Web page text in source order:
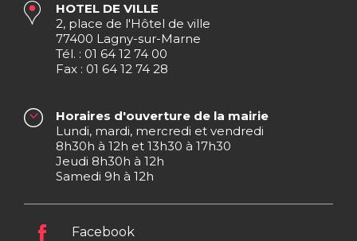
HOTEL DE VILLE
2, place de l'Hôtel de ville
77400 Lagny-sur-Marne
Tél. : 01 64 12 74 00
Fax : 01 64 12 74 28
Horaires d'ouverture de la mairie
Lundi, mardi, mercredi et vendredi
8h30h à 12h et 13h30 à 17h30
Jeudi 8h30h à 12h
Samedi 9h à 12h
Facebook